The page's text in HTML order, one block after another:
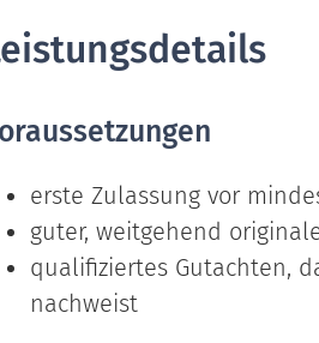
erste Zulassung vor
guter, weitgehend
qualifiziertes Gutachten,
nachweist